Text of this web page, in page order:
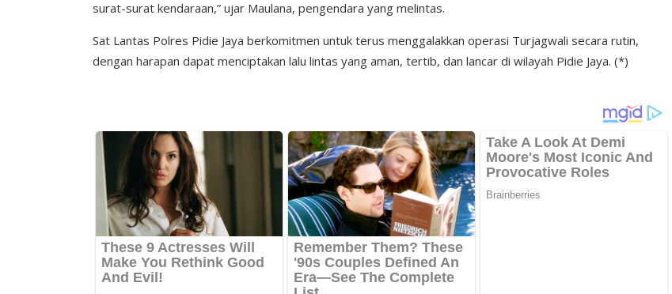
surat-surat kendaraan,” ujar Maulana, pengendara yang melintas.
Sat Lantas Polres Pidie Jaya berkomitmen untuk terus menggalakkan operasi Turjagwali secara rutin,
dengan harapan dapat menciptakan lalu lintas yang aman, tertib, dan lancar di wilayah Pidie Jaya. (*)